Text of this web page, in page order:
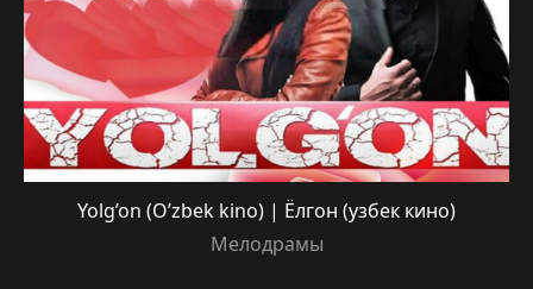
Yolg’on (O’zbek kino) | Ёлгон (узбек кино)
Мелодрамы